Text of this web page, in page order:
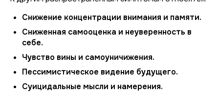
Снижение концентрации внимания и памяти.
Сниженная самооценка и неуверенность в
себе.
Чувство вины и самоуничижения.
Пессимистическое видение будущего.
Суицидальные мысли и намерения.